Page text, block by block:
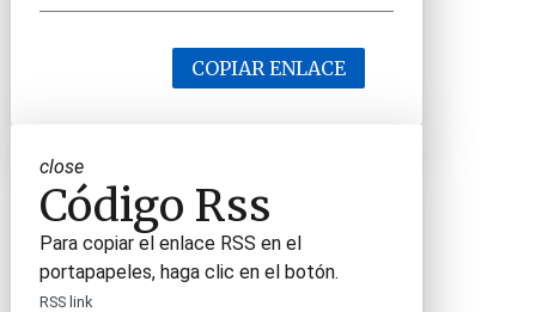
COPIAR ENLACE
close
Código Rss
Para copiar el enlace RSS en el
portapapeles, haga clic en el botón.
RSS link